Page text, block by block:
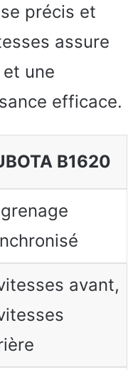
précis et
assure
une
efficace.
B1620
avant,